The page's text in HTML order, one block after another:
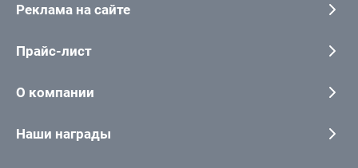
Реклама на сайте
Прайс-лист
О компании
Наши награды